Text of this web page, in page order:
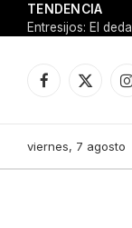
TENDENCIA
Facebook
X
viernes, 7 agosto